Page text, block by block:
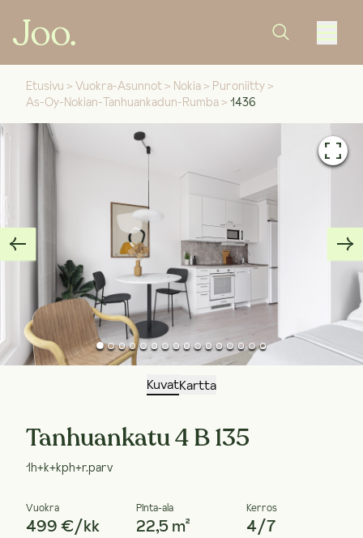
Etusivu > Vuokra-Asunnot > Nokia > Puroniitty >
As-Oy-Nokian-Tanhuankadun-Rumba > 1436
KuvatKartta
Tanhuankatu 4 B 135
1h+k+kph+r.parv
Vuokra
499 €/kk
Pinta-ala
22,5 m²
Kerros
4/7